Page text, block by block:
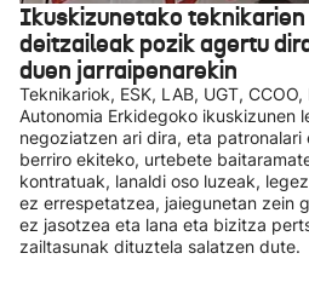
Ikuskizunetako
deitzaileak pozik agertu
duen jarraipenarekin
Teknikariok, ESK, LAB, UGT,
Autonomia Erkidegoko ikuskizunen
negoziatzen ari dira, eta
berriro ekiteko, urtebete
kontratuak, lanaldi oso luzeak,
ez errespetatzea, jaiegunetan zein
ez jasotzea eta lana eta bizitza
zailtasunak dituztela salatzen dute.